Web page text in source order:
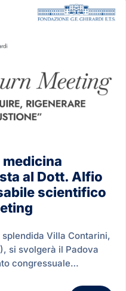
medicina
al Dott. Alfio
scientifico
splendida Villa Contarini,
si svolgerà il Padova
congressuale…